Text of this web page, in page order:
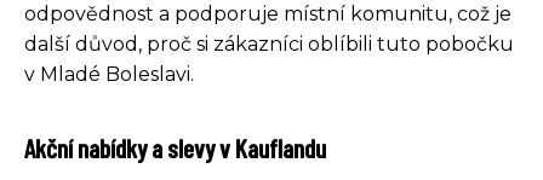
odpovědnost a podporuje místní komunitu, což je
další důvod, proč si zákazníci oblíbili tuto pobočku
v Mladé Boleslavi.
Akční nabídky a slevy v Kauflandu